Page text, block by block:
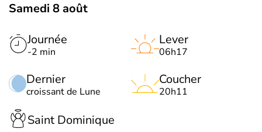
Samedi 8 août
Journée
-2 min
Dernier
croissant de Lune
Lever
06h17
Coucher
20h11
Saint Dominique